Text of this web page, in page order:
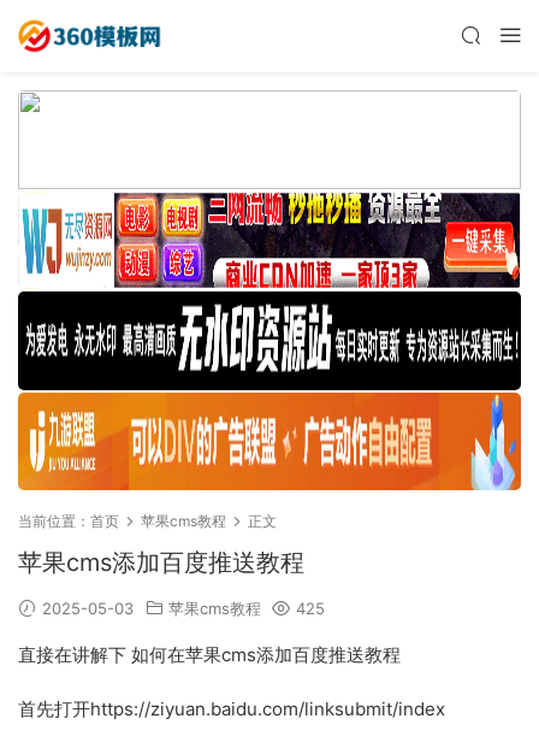
当前位置： 首页 苹果cms教程 正文
苹果cms添加百度推送教程
2025-05-03 苹果cms教程 425
直接在讲解下 如何在苹果cms添加百度推送教程
首先打开https://ziyuan.baidu.com/linksubmit/index